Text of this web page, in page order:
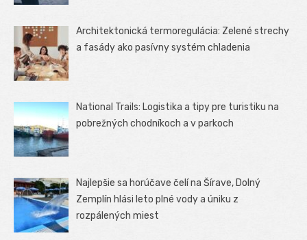
Architektonická termoregulácia: Zelené strechy
a fasády ako pasívny systém chladenia
National Trails: Logistika a tipy pre turistiku na
pobrežných chodníkoch a v parkoch
Najlepšie sa horúčave čelí na Šírave, Dolný
Zemplín hlási leto plné vody a úniku z
rozpálených miest